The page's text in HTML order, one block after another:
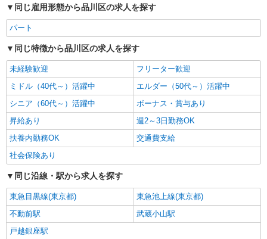
同じ雇用形態から品川区の求人を探す
パート
同じ特徴から品川区の求人を探す
未経験歓迎
フリーター歓迎
ミドル（40代～）活躍中
エルダー（50代～）活躍中
シニア（60代～）活躍中
ボーナス・賞与あり
昇給あり
週2～3日勤務OK
扶養内勤務OK
交通費支給
社会保険あり
同じ沿線・駅から求人を探す
東急目黒線(東京都)
東急池上線(東京都)
不動前駅
武蔵小山駅
戸越銀座駅